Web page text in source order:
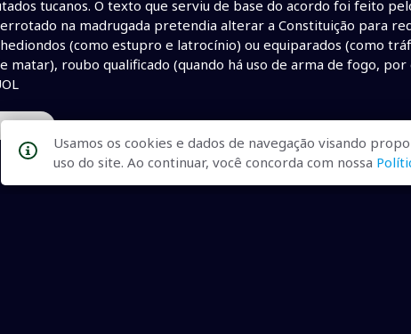
tucanos. O texto que serviu de base do acordo foi feito
na madrugada pretendia alterar a Constituição para
(como estupro e latrocínio) ou equiparados (como
matar), roubo qualificado (quando há uso de arma de fogo,
Usamos os cookies e dados de navegação visando
uso do site. Ao continuar, você concorda com nossa